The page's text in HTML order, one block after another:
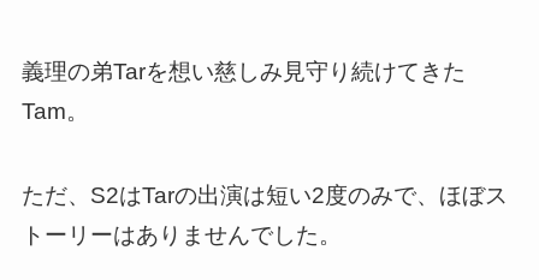
義理の弟Tarを想い慈しみ見守り続けてきた
Tam。
ただ、S2はTarの出演は短い2度のみで、ほぼス
トーリーはありませんでした。